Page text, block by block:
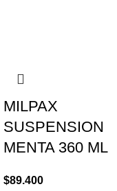
MILPAX
SUSPENSION
MENTA 360 ML
$89.400